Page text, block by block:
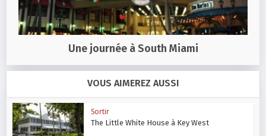
Une journée à South Miami
VOUS AIMEREZ AUSSI
Sortir
The Little White House à Key West